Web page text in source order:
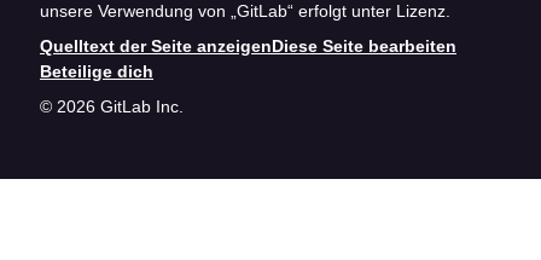
unsere Verwendung von „GitLab“ erfolgt unter Lizenz.
Quelltext der Seite anzeigenDiese Seite bearbeiten
Beteilige dich
© 2026 GitLab Inc.